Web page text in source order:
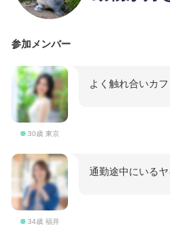
参加メンバー
30歳 東京
よく触れ合いカ
34歳 福井
通勤途中にいる